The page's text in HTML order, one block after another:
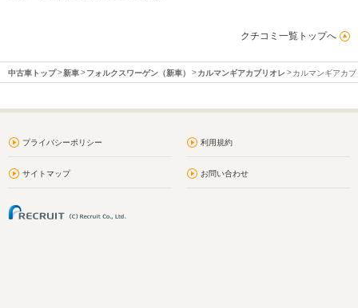
クチコミ一覧トップへ
中古車トップ 新車 フォルクスワーゲン（新車） カルマンギアカブリオレ カルマンギアカ
プライバシーポリシー 利用規約
サイトマップ お問い合わせ